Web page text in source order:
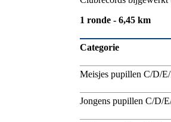
1 ronde - 6,45 km
Categorie
Meisjes pupillen C/D/
Jongens pupillen C/D/